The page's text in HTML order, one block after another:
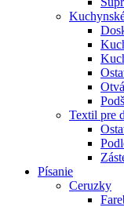
Textil pre
Písanie
Ceruzky